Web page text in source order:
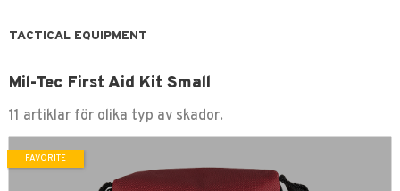
TACTICAL EQUIPMENT
Mil-Tec First Aid Kit Small
11 artiklar för olika typ av skador.
FAVORITE